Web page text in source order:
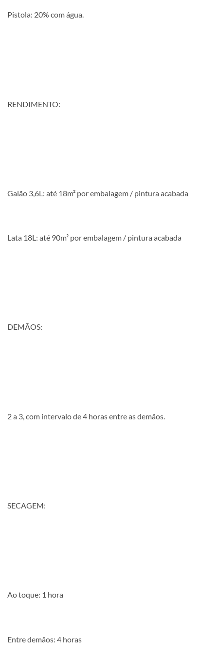
Pistola: 20% com água.
RENDIMENTO:
Galão 3,6L: até 18m² por embalagem / pintura acabada
Lata 18L: até 90m² por embalagem / pintura acabada
DEMÃOS:
2 a 3, com intervalo de 4 horas entre as demãos.
SECAGEM:
Ao toque: 1 hora
Entre demãos: 4 horas